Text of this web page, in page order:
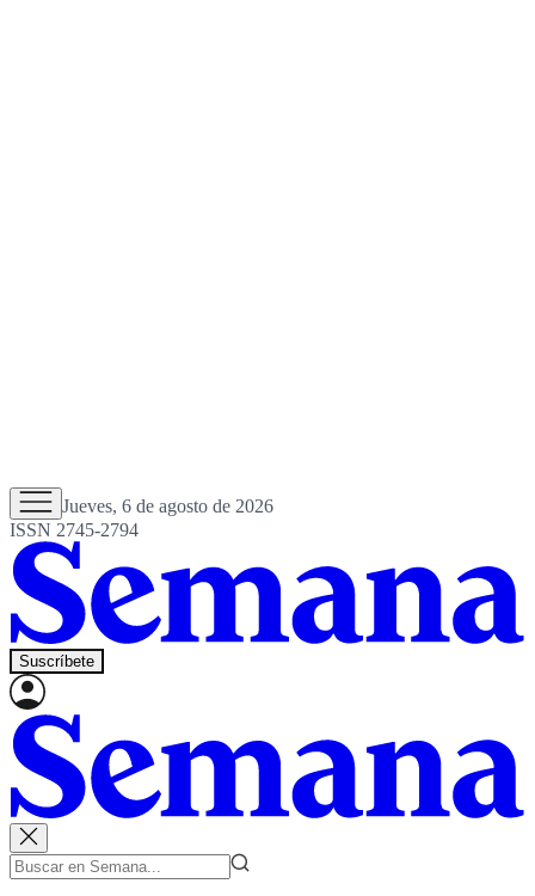
Jueves, 6 de agosto de 2026
ISSN 2745-2794
Suscríbete